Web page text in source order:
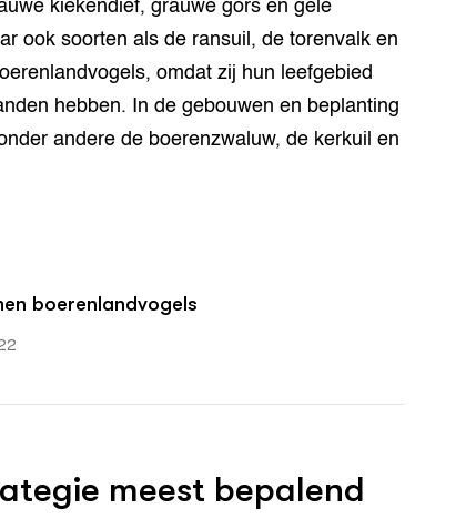
kiekendief, grauwe gors en gele
ook soorten als de ransuil, de torenvalk en
omdat zij hun leefgebied
hebben. In de gebouwen en beplanting
andere de boerenzwaluw, de kerkuil en
boerenlandvogels
meest bepalend